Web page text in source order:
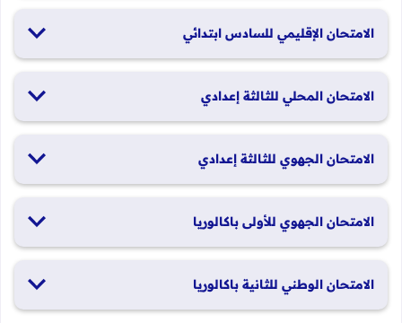
الامتحان الإقليمي للسادس ابتدائي
الامتحان المحلي للثالثة إعدادي
الامتحان الجهوي للثالثة إعدادي
الامتحان الجهوي للأولى باكالوريا
2026
الامتحان الوطني للثانية باكالوريا